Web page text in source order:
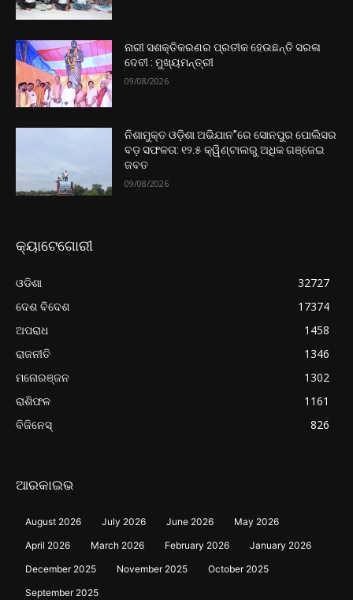
ନାରୀ ସଶକ୍ତିକରଣର ପ୍ରତୀକ ହେଉଛନ୍ତି ସରଳା
ଦେବୀ : ମୁଖ୍ୟମନ୍ତ୍ରୀ
09/08/2026
ନିଶାମୁକ୍ତ ଓଡ଼ିଶା ଅଭିଯାନ”ରେ ସୋନପୁର ପୋଲିସର
ବଡ଼ ସଫଳତା: ୧୨.୫ କ୍ୱିଣ୍ଟାଲରୁ ଅଧିକ ଗଞ୍ଜେଇ
ଜବତ
09/08/2026
କ୍ୟାଟେଗୋରୀ
ଓଡିଶା
32727
ଦେଶ ବିଦେଶ
17374
ଅପରାଧ
1458
ରାଜନୀତି
1346
ମନୋରଞ୍ଜନ
1302
ରାଶିଫଳ
1161
ବିଜିନେସ୍
826
ଆରକାଇଭ
August 2026 July 2026 June 2026
May 2026
April 2026
March 2026 February 2026
January 2026
December 2025
November 2025
October 2025
September 2025